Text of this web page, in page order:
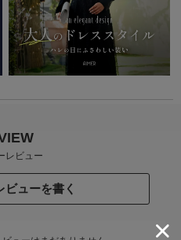
レビュー
ビューを書く